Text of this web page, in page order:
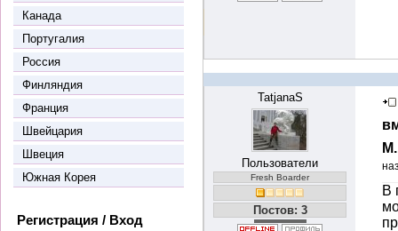
Канада
Португалия
Россия
Финляндия
Франция
Швейцария
Швеция
Южная Корея
Регистрация / Вход
TatjanaS
Пользователи
Fresh Boarder
Постов: 3
В